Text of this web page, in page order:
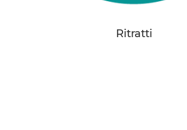
Ritratti